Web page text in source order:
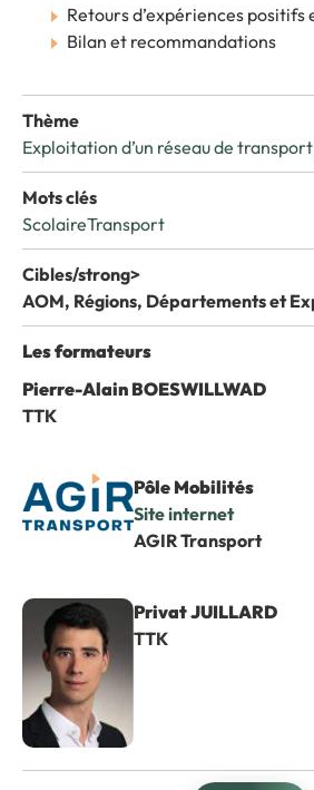
Retours d’expériences positifs
Bilan et recommandations
Thème
Exploitation d’un réseau de
Mots clés
ScolaireTransport
Cibles/strong>
AOM, Régions, Départements et
Les formateurs
Pierre-Alain BOESWILLWAD
TTK
Pôle Mobilités
Site internet
AGIR Transport
Privat JUILLARD
TTK